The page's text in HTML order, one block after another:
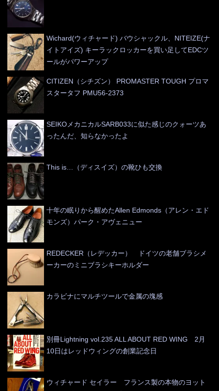
Wichard(ウィチャード) バウシャックル、NITEIZE(ナ
イトアイズ) キーラックロッカーを買い足してEDCツ
ールがパワーアップ
CITIZEN（シチズン） PROMASTER TOUGH プロマ
スタータフ PMU56-2373
SEIKOメカニカルSARB033に似た感じのクォーツあ
ったんだ、知らなかったよ
This is…（ディスイズ）の靴ひも交換
十年の眠りから醒めたAllen Edmonds（アレン・エド
モンズ）パーク・アヴェニュー
REDECKER（レデッカー） ドイツの老舗ブラシメ
ーカーのミニブラシキーホルダー
カラビナにマルチツールで金属の塊感
別冊Lightning vol.235 ALL ABOUT RED WING 2月
10日はレッドウィングの創業記念日
ウィチャード セイラー フランス製の本物のヨット